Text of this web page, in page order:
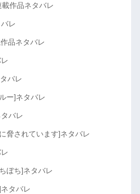
作品ネタバレ
レ
品ネタバレ
バレ
ー]ネタバレ
バレ
脅されています]ネタバレ
ぼち]ネタバレ
タバレ